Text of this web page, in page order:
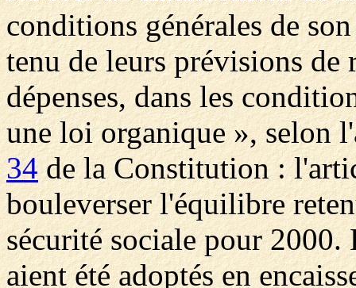
conditions générales de
tenu de leurs prévisions de
dépenses, dans les
une loi organique », selon
34de la Constitution :
bouleverser l'équilibre
sécurité sociale pour
aient été adoptés en